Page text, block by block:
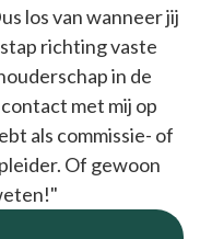
los van wanneer jij
richting vaste
in de
met mij op
als commissie- of
Of gewoon